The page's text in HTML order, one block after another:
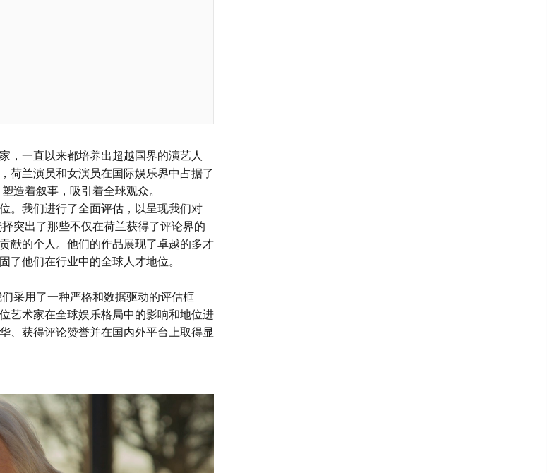
，一直以来都培养出超越国界的演艺人
荷兰演员和女演员在国际娱乐界中占据了
造着叙事，吸引着全球观众。
。我们进行了全面评估，以呈现我们对
突出了那些不仅在荷兰获得了评论界的
献的个人。他们的作品展现了卓越的多才
他们在行业中的全球人才地位。
采用了一种严格和数据驱动的评估框
艺术家在全球娱乐格局中的影响和地位进
、获得评论赞誉并在国内外平台上取得显